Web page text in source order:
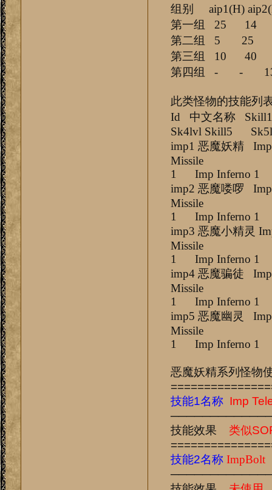
组别 aip1(H)
第一组 25
第二组 5 25
第三组 10
第四组 - -
此类怪物的技能列
Id 中文名称
Sk4lvl Skill5
imp1 恶魔妖精
Missile
1 Imp Inferno 1
imp2 恶魔喽啰
Missile
1 Imp Inferno 1
imp3 恶魔小精灵
Missile
1 Imp Inferno 1
imp4 恶魔骗徒
Missile
1 Imp Inferno 1
imp5 恶魔幽灵
Missile
1 Imp Inferno 1
恶魔妖精系列怪物
技能1名称 Imp
技能效果 类似
技能2名称 ImpBolt